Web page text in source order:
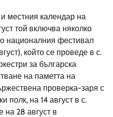
местния календар на
той включва няколко
националния фестивал
който се проведе в с.
за българска
на паметта на
проверка-заря с
полк, на 14 август в с.
28 август в